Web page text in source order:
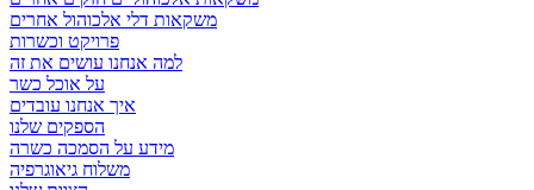
משקאות דלי אלכוהול אחרים
פרויקט וכשרות
למה אנחנו עושים את זה
על אוכל כשר
איך אנחנו עובדים
הספקים שלנו
מידע על הסמכה כשרה
משלוח גיאוגרפיה